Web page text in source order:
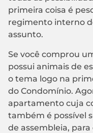
primeira coisa é
regimento interno
assunto.
Se você comprou
possui animais de
o tema logo na
do Condomínio.
apartamento cuja
também é possível
de assembleia,